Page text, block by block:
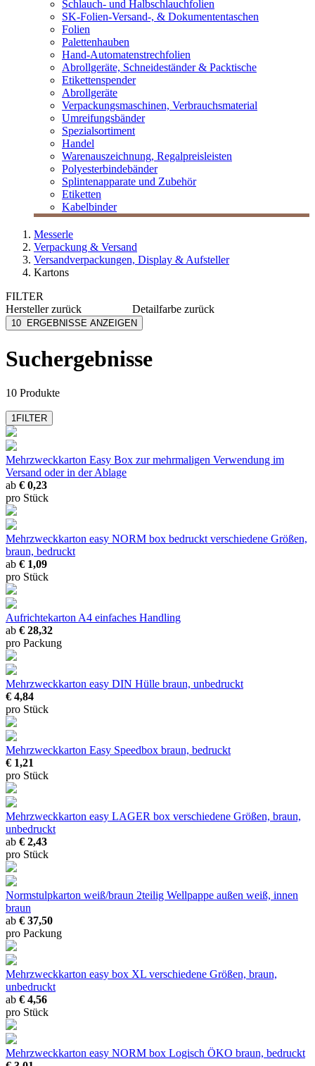
Schlauch- und Halbschlauchfolien
SK-Folien-Versand-, & Dokumententaschen
Folien
Palettenhauben
Hand-Automatenstrechfolien
Abrollgeräte, Schneideständer & Packtische
Etikettenspender
Abrollgeräte
Verpackungsmaschinen, Verbrauchsmaterial
Umreifungsbänder
Spezialsortiment
Handel
Warenauszeichnung, Regalpreisleisten
Polyesterbindebänder
Splintenapparate und Zubehör
Etiketten
Kabelbinder
Messerle
Verpackung & Versand
Versandverpackungen, Display & Aufsteller
Kartons
FILTER
Herstellerzurück
ColomPac
MESSERLE
Detailfarbe zurück
10 ERGEBNISSE ANZEIGEN
Suchergebnisse
10 Produkte
1FILTER
Mehrzweckkarton Easy Box zur mehrmaligen Verwendung im
Versand oder in der Ablage
ab € 0,23
pro Stück
Mehrzweckkarton easy NORM box bedruckt verschiedene Größen,
braun, bedruckt
ab € 1,09
pro Stück
Aufrichtekarton A4 einfaches Handling
ab € 28,32
pro Packung
Mehrzweckkarton easy DIN Hülle braun, unbedruckt
€ 4,84
pro Stück
Mehrzweckkarton Easy Speedbox braun, bedruckt
€ 1,21
pro Stück
Mehrzweckkarton easy LAGER box verschiedene Größen, braun,
unbedruckt
ab € 2,43
pro Stück
Normstulpkarton weiß/braun 2teilig Wellpappe außen weiß, innen
braun
ab € 37,50
pro Packung
Mehrzweckkarton easy box XL verschiedene Größen, braun,
unbedruckt
ab € 4,56
pro Stück
Mehrzweckkarton easy NORM box Logisch ÖKO braun, bedruckt